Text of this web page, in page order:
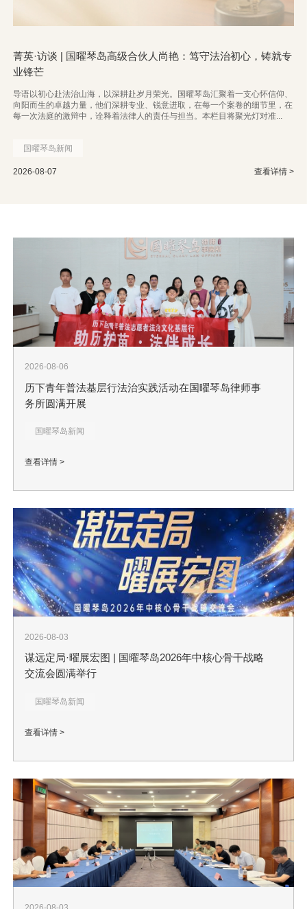
菁英·访谈 | 国曜琴岛高级合伙人尚艳：笃守法治初心，铸就专
业锋芒
导语以初心赴法治山海，以深耕赴岁月荣光。国曜琴岛汇聚着一支心怀信仰、
向阳而生的卓越力量，他们深耕专业、锐意进取，在每一个案卷的细节里，在
每一次法庭的激辩中，诠释着法律人的责任与担当。本栏目将聚光灯对准...
国曜琴岛新闻
2026-08-07 查看详情 >
2026-08-06
历下青年普法基层行法治实践活动在国曜琴岛律师事
务所圆满开展
国曜琴岛新闻
查看详情 >
2026-08-03
谋远定局·曜展宏图 | 国曜琴岛2026年中核心骨干战略
交流会圆满举行
国曜琴岛新闻
查看详情 >